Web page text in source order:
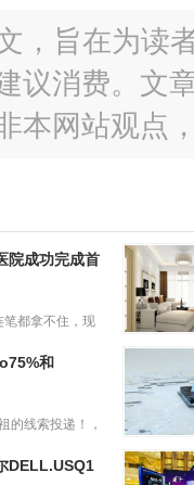
，旨在为读
议消费。文
本网站观点
院成功完成首
笔都拿不住，现
6月资金
基本不存
口，央行
滴灌维
和
的线索投递！，
人工智能
动纳指
DELL.USQ1